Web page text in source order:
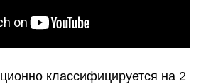
классифицируется на 2